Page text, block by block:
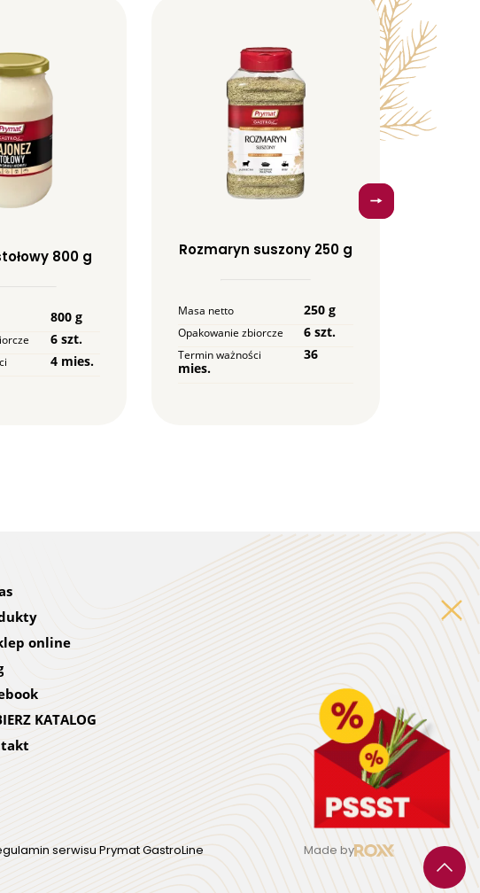
800 g
800 g
6 szt.
4 mies.
Rozmaryn suszony 250 g
Masa netto 250 g
Opakowanie zbiorcze 6 szt.
Termin ważności
36
mies.
online
KATALOG
serwisu Prymat GastroLine Made by